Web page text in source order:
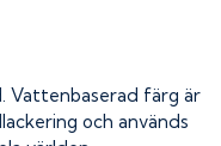
Vattenbaserad färg är
och används